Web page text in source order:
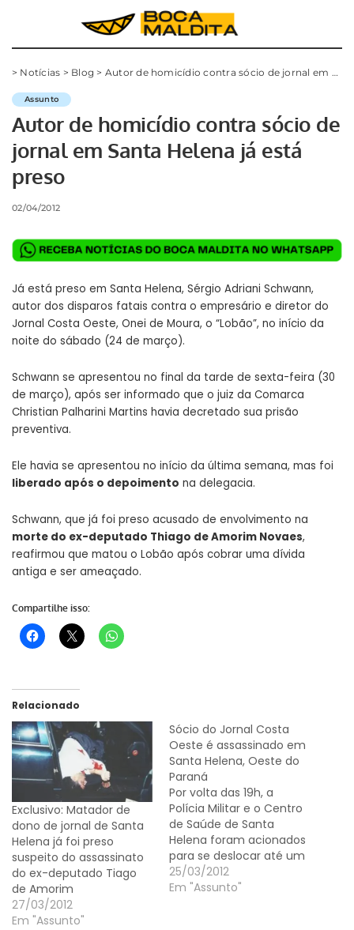
> Notícias > Blog > Autor de homicídio contra sócio de jornal em Santa Helena já está preso
Assunto
Autor de homicídio contra sócio de
jornal em Santa Helena já está
preso
02/04/2012
Já está preso em Santa Helena, Sérgio Adriani Schwann,
autor dos disparos fatais contra o empresário e diretor do
Jornal Costa Oeste, Onei de Moura, o “Lobão”, no início da
noite do sábado (24 de março).
Schwann se apresentou no final da tarde de sexta-feira (30
de março), após ser informado que o juiz da Comarca
Christian Palharini Martins havia decretado sua prisão
preventiva.
Ele havia se apresentou no início da última semana, mas foi
liberado após o depoimento na delegacia.
Schwann, que já foi preso acusado de envolvimento na
morte do ex-deputado Thiago de Amorim Novaes,
reafirmou que matou o Lobão após cobrar uma dívida
antiga e ser ameaçado.
Compartilhe isso:
Relacionado
Exclusivo: Matador de
dono de jornal de Santa
Helena já foi preso
suspeito do assassinato
do ex-deputado Tiago
de Amorim
27/03/2012
Em "Assunto"
Sócio do Jornal Costa
Oeste é assassinado em
Santa Helena, Oeste do
Paraná
Por volta das 19h, a
Polícia Militar e o Centro
de Saúde de Santa
Helena foram acionados
para se deslocar até um
disk entrega de bebidas
da cidade, onde segundo
25/03/2012
Em "Assunto"